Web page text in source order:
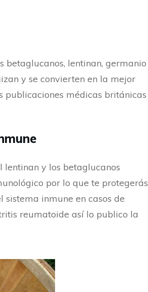
lentinan, germanio
y se convierten en la mejor
médicas británicas
lentinan y los betaglucanos
por lo que te protegerás
inmune en casos de
reumatoide así lo publico la